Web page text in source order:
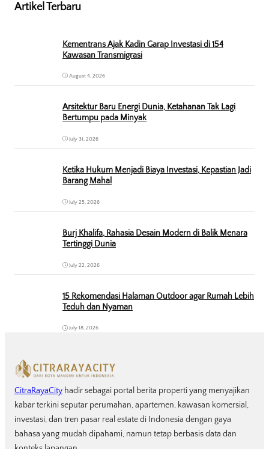
Artikel Terbaru
Kementrans Ajak Kadin Garap Investasi di 154
Kawasan Transmigrasi
August 4, 2026
Arsitektur Baru Energi Dunia, Ketahanan Tak Lagi
Bertumpu pada Minyak
July 31, 2026
Ketika Hukum Menjadi Biaya Investasi, Kepastian Jadi
Barang Mahal
July 25, 2026
Burj Khalifa, Rahasia Desain Modern di Balik Menara
Tertinggi Dunia
July 22, 2026
15 Rekomendasi Halaman Outdoor agar Rumah Lebih
Teduh dan Nyaman
July 18, 2026
CitraRayaCity hadir sebagai portal berita properti yang menyajikan
kabar terkini seputar perumahan, apartemen, kawasan komersial,
investasi, dan tren pasar real estate di Indonesia dengan gaya
bahasa yang mudah dipahami, namun tetap berbasis data dan